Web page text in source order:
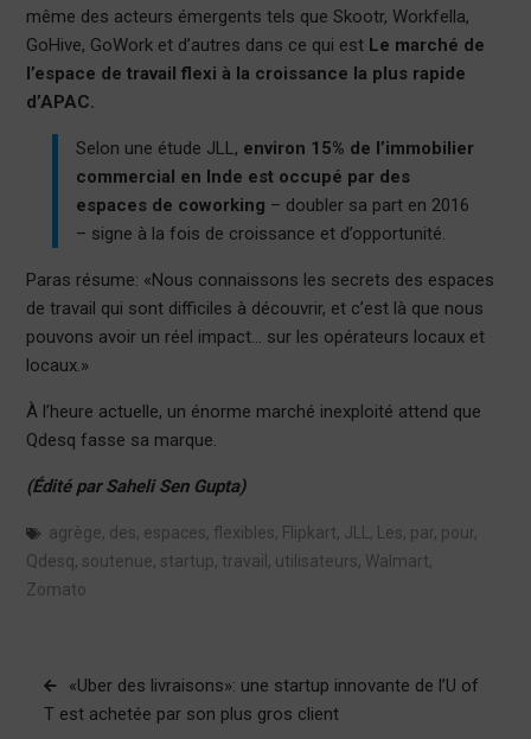
même des acteurs émergents tels que Skootr, Workfella,
GoHive, GoWork et d’autres dans ce qui est Le marché de
l’espace de travail flexi à la croissance la plus rapide
d’APAC.
Selon une étude JLL, environ 15% de l’immobilier
commercial en Inde est occupé par des
espaces de coworking – doubler sa part en 2016
– signe à la fois de croissance et d’opportunité.
Paras résume: «Nous connaissons les secrets des espaces
de travail qui sont difficiles à découvrir, et c’est là que nous
pouvons avoir un réel impact… sur les opérateurs locaux et
locaux.»
À l’heure actuelle, un énorme marché inexploité attend que
Qdesq fasse sa marque.
(Édité par Saheli Sen Gupta)
agrège, des, espaces, flexibles, Flipkart, JLL , Les, par, pour,
Qdesq, soutenue, startup, travail , utilisateurs, Walmart,
Zomato
Navigation
de
«Uber des livraisons»: une startup innovante de l’U of
T est achetée par son plus gros client